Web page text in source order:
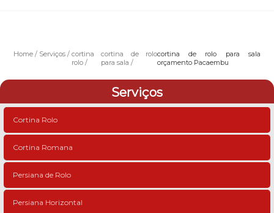
Home Serviços
cortina
rolo
cortina de rolo
para sala
cortina de rolo para sala
orçamento Pacaembu
Serviços
Cortina Rolo
Cortina Romana
Persiana de Rolo
Persiana Horizontal